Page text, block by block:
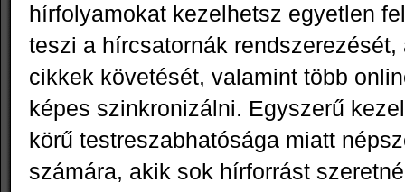
hírfolyamokat kezelhetsz egyetlen
teszi a hírcsatornák rendszerezését,
cikkek követését, valamint több
képes szinkronizálni. Egyszerű
körű testreszabhatósága miatt
számára, akik sok hírforrást